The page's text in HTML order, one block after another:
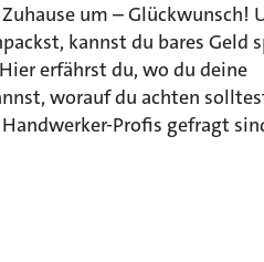
um – Glückwunsch!
kannst du bares Geld
erfährst du, wo du deine
worauf du achten
Profis gefragt